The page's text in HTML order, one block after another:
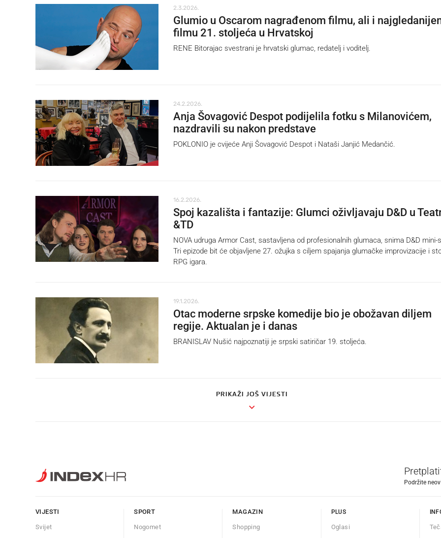
2.3.2026.
Glumio u Oscarom nagrađenom filmu, ali i
filmu 21. stoljeća u Hrvatskoj
RENE Bitorajac svestrani je hrvatski glumac, redatelj i voditelj.
24.2.2026.
Anja Šovagović Despot podijelila fotku s Milanovićem,
nazdravili su nakon predstave
POKLONIO je cvijeće Anji Šovagović Despot i Nataši Janjić Medančić.
16.2.2026.
Spoj kazališta i fantazije: Glumci oživljavaju D&D u
&TD
NOVA udruga Armor Cast, sastavljena od profesionalnih glumaca, snima D&D mini-
Tri epizode bit će objavljene 27. ožujka s ciljem spajanja glumačke improvizacije i
RPG igara.
19.1.2026.
Otac moderne srpske komedije bio je obožavan diljem
regije. Aktualan je i danas
BRANISLAV Nušić najpoznatiji je srpski satiričar 19. stoljeća.
PRIKAŽI JOŠ VIJESTI
Podržite
VIJESTI
Svijet
SPORT
Nogomet
MAGAZIN
Shopping
PLUS
Oglasi